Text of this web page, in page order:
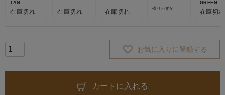
TAN
在庫切れ 在庫切れ 在庫切れ 残りわずか
GREEN
在庫切れ
お気に入りに登録する
カートに入れる